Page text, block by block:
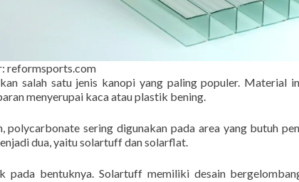
reformsports.com
salah satu jenis kanopi yang paling populer. Material
menyerupai kaca atau plastik bening.
polycarbonate sering digunakan pada area yang butuh
dua, yaitu solartuff dan solarflat.
pada bentuknya. Solartuff memiliki desain